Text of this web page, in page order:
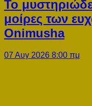
Το
μοίρες των
Onimusha
07 Αυγ 2026 8:00 πμ